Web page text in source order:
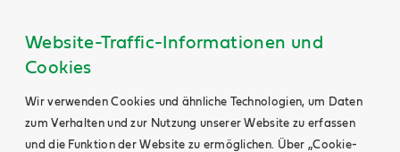
Website-Traffic-Informationen und
Cookies
Wir verwenden Cookies und ähnliche Technologien, um Daten
zum Verhalten und zur Nutzung unserer Website zu erfassen
und die Funktion der Website zu ermöglichen. Über „Cookie-